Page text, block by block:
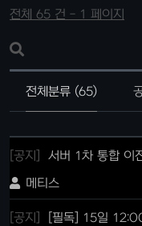
전체 65 건 - 1 페이지
전체분류 (65)
[공지]
서버 1차 통합 이
메티스
[공지]
[필독] 15일